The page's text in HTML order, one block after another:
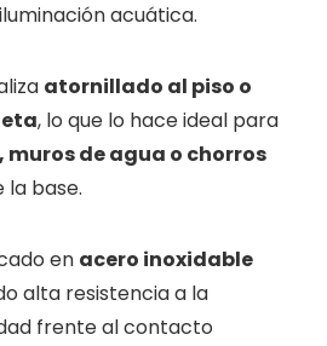
acuática.
atornillado al piso o
, lo que lo hace ideal para
muros de agua o chorros
base.
en acero inoxidable
alta resistencia a la
frente al contacto